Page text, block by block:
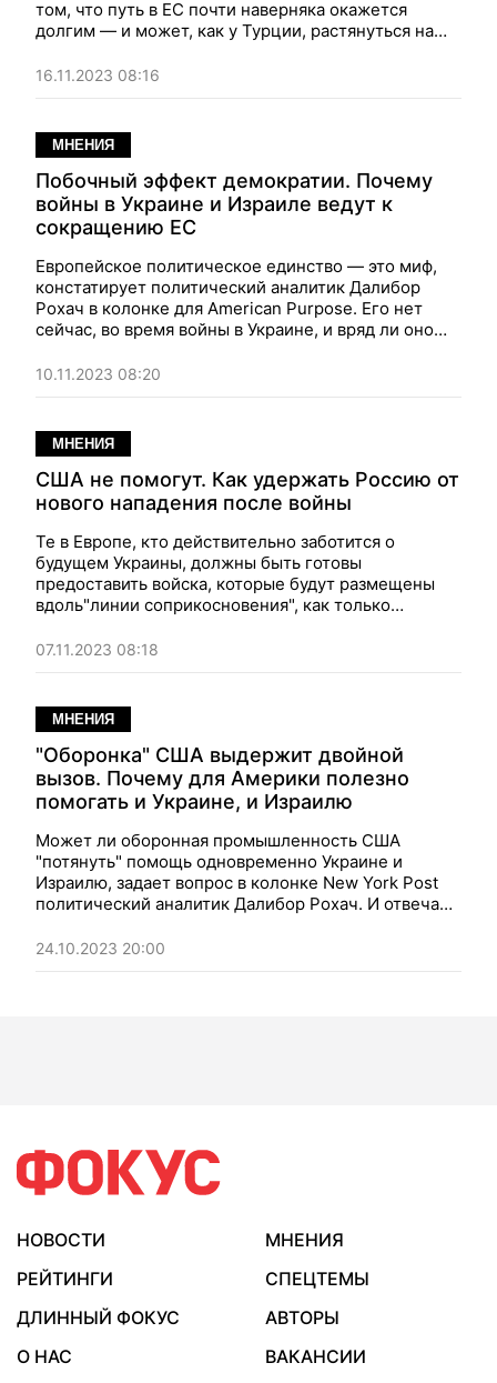
том, что путь в ЕС почти наверняка окажется
долгим — и может, как у Турции, растянуться на
Рохачв колонке для The Bulwark.
16.11.2023 08:16
МНЕНИЯ
Побочный эффект демократии. Почему
войны в Украине и Израиле ведут к
сокращению ЕС
Европейское политическое единство — это миф,
констатирует политический аналитик Далибор
Рохач в колонке для American Purpose. Его нет
сейчас, во время войны в Украине, и вряд ли оно
10.11.2023 08:20
МНЕНИЯ
США не помогут. Как удержать Россию от
нового нападения после войны
Те в Европе, кто действительно заботится о
будущем Украины, должны быть готовы
предоставить войска, которые будут размещены
вдоль"линии соприкосновения", как только
картину гарантий безопасности политический
обозревательДалибор Рохачв колонке для
07.11.2023 08:18
МНЕНИЯ
"Оборонка" США выдержит двойной
вызов. Почему для Америки полезно
помогать и Украине, и Израилю
Может ли оборонная промышленность США
"потянуть" помощь одновременно Украине и
Израилю, задает вопрос в колонке New York Post
политический аналитик Далибор Рохач. И отвечает
пойдет на пользу самой же Америке.
24.10.2023 20:00
НОВОСТИ
МНЕНИЯ
РЕЙТИНГИ
СПЕЦТЕМЫ
ДЛИННЫЙ ФОКУС
АВТОРЫ
О НАС
ВАКАНСИИ